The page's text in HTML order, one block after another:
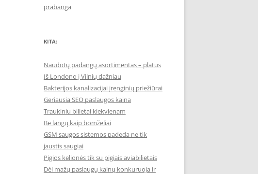
prabanga
KITA:
Naudotų padangų asortimentas – platus
Iš Londono į Vilnių dažniau
Bakterijos kanalizacijai įrenginių priežiūrai
Geriausia SEO paslaugos kaina
Traukiniu bilietai kiekvienam
Be langų kaip bomželiai
GSM saugos sistemos padeda ne tik
jaustis saugiai
Pigios kelionės tik su pigiais aviabilietais
Dėl mažų paslaugų kainų konkuruoja ir